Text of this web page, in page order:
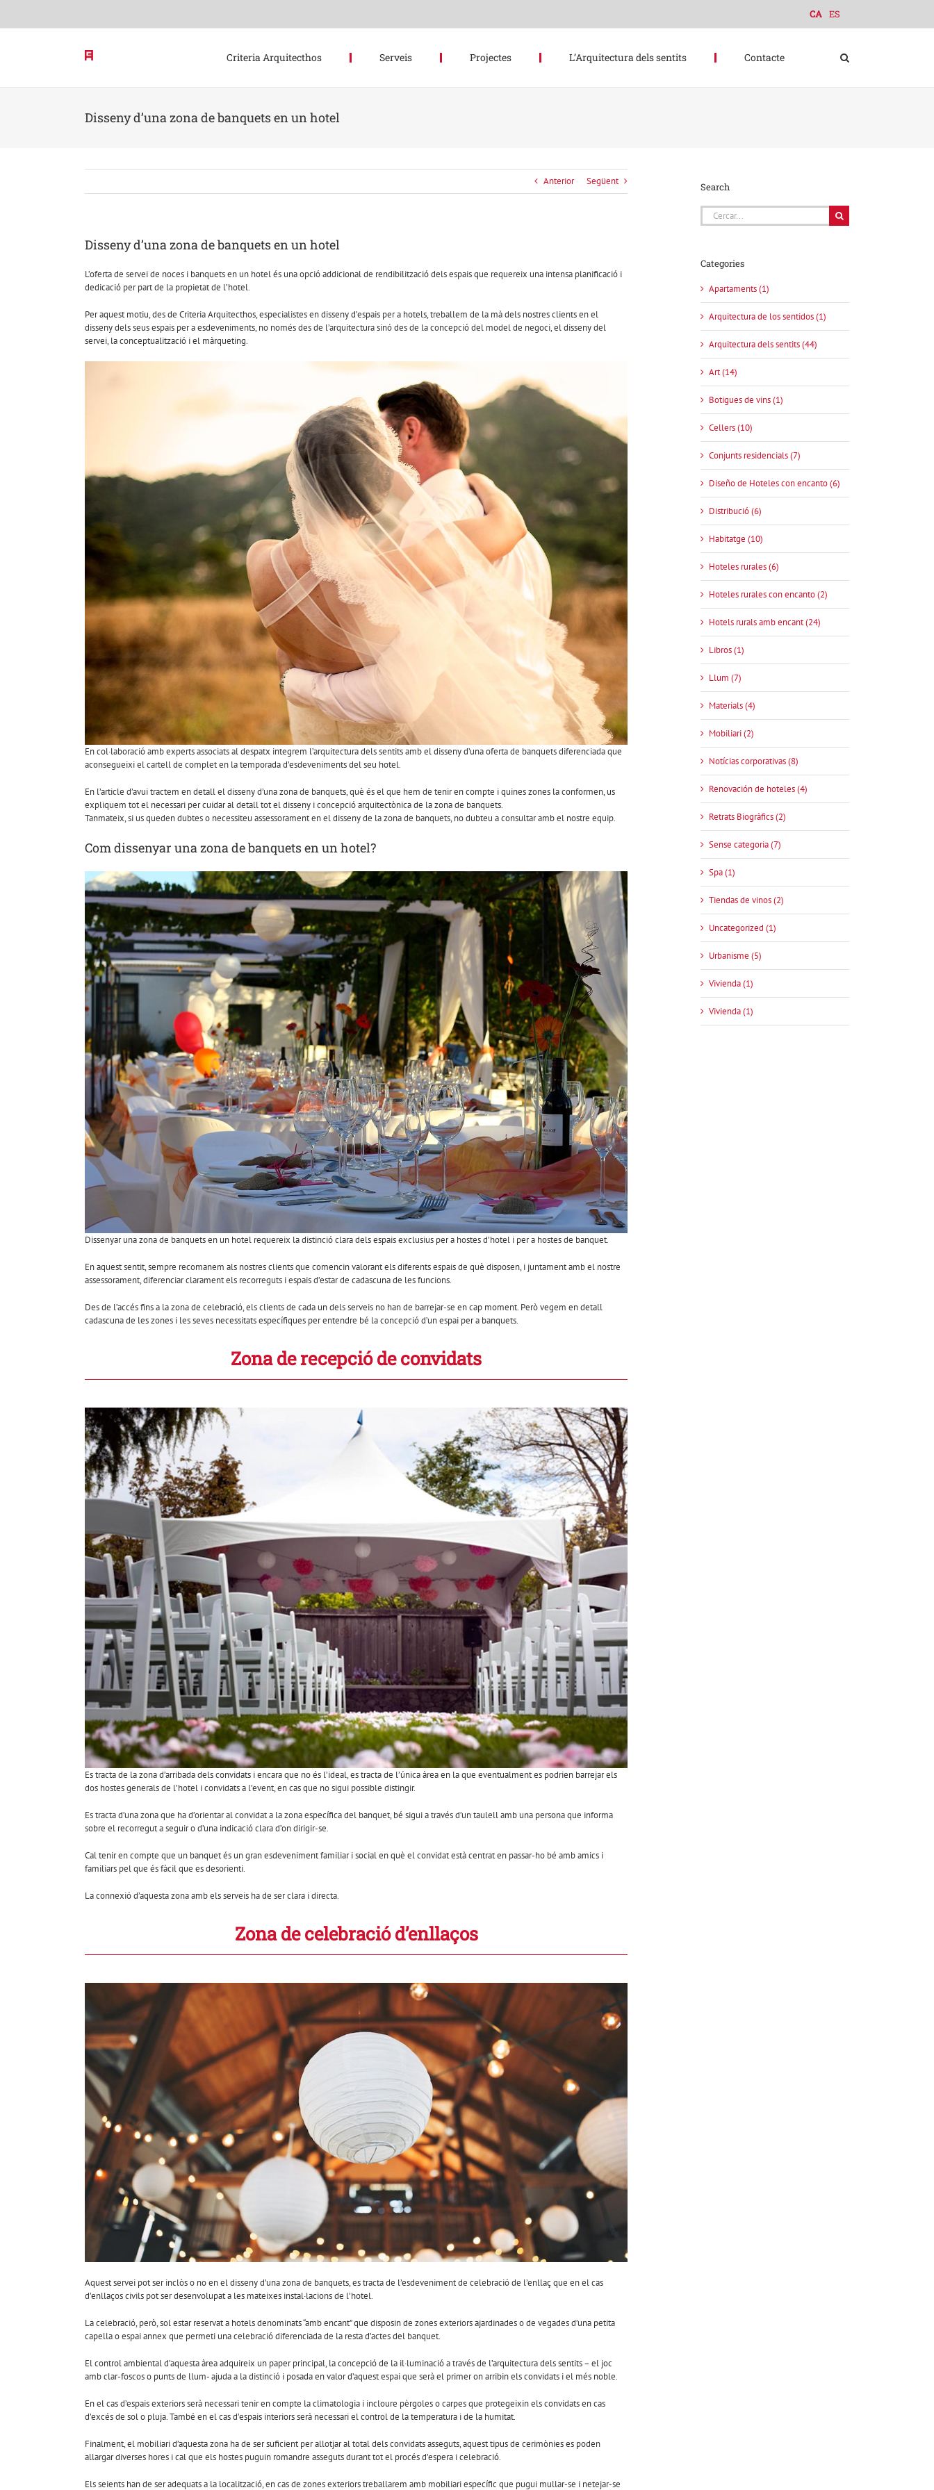
content
CA ES
Criteria Arquitecthos Serveis Projectes L’Arquitectura dels sentits Contacte
Disseny d’una zona de banquets en un hotel
Anterior Següent
Disseny d’una zona de banquets en un hotel
L’oferta de servei de noces i banquets en un hotel és una opció addicional de rendibilització dels espais que requereix una intensa planificació i
dedicació per part de la propietat de l’hotel.
Per aquest motiu, des de Criteria Arquitecthos, especialistes en disseny d’espais per a hotels, treballem de la mà dels nostres clients en el
disseny dels seus espais per a esdeveniments, no només des de l’arquitectura sinó des de la concepció del model de negoci, el disseny del
servei, la conceptualització i el màrqueting.
En col·laboració amb experts associats al despatx integrem l’arquitectura dels sentits amb el disseny d’una oferta de banquets diferenciada que
aconsegueixi el cartell de complet en la temporada d’esdeveniments del seu hotel.
En l’article d’avui tractem en detall el disseny d’una zona de banquets, què és el que hem de tenir en compte i quines zones la conformen, us
expliquem tot el necessari per cuidar al detall tot el disseny i concepció arquitectònica de la zona de banquets.
Tanmateix, si us queden dubtes o necessiteu assessorament en el disseny de la zona de banquets, no dubteu a consultar amb el nostre equip.
Com dissenyar una zona de banquets en un hotel?
Dissenyar una zona de banquets en un hotel requereix la distinció clara dels espais exclusius per a hostes d’hotel i per a hostes de banquet.
En aquest sentit, sempre recomanem als nostres clients que comencin valorant els diferents espais de què disposen, i juntament amb el nostre
assessorament, diferenciar clarament els recorreguts i espais d’estar de cadascuna de les funcions.
Des de l’accés fins a la zona de celebració, els clients de cada un dels serveis no han de barrejar-se en cap moment. Però vegem en detall
cadascuna de les zones i les seves necessitats específiques per entendre bé la concepció d’un espai per a banquets.
Zona de recepció de convidats
Es tracta de la zona d’arribada dels convidats i encara que no és l’ideal, es tracta de l’única àrea en la que eventualment es podrien barrejar els
dos hostes generals de l’hotel i convidats a l’event, en cas que no sigui possible distingir.
Es tracta d’una zona que ha d’orientar al convidat a la zona específica del banquet, bé sigui a través d’un taulell amb una persona que informa
sobre el recorregut a seguir o d’una indicació clara d’on dirigir-se.
Cal tenir en compte que un banquet és un gran esdeveniment familiar i social en què el convidat està centrat en passar-ho bé amb amics i
familiars pel que és fàcil que es desorienti.
La connexió d’aquesta zona amb els serveis ha de ser clara i directa.
Zona de celebració d’enllaços
Aquest servei pot ser inclòs o no en el disseny d’una zona de banquets, es tracta de l’esdeveniment de celebració de l’enllaç que en el cas
d’enllaços civils pot ser desenvolupat a les mateixes instal·lacions de l’hotel.
La celebració, però, sol estar reservat a hotels denominats “amb encant” que disposin de zones exteriors ajardinades o de vegades d’una petita
capella o espai annex que permeti una celebració diferenciada de la resta d’actes del banquet.
El control ambiental d’aquesta àrea adquireix un paper principal, la concepció de la il·luminació a través de l’arquitectura dels sentits – el joc
amb clar-foscos o punts de llum- ajuda a la distinció i posada en valor d’aquest espai que serà el primer on arribin els convidats i el més noble.
En el cas d’espais exteriors serà necessari tenir en compte la climatologia i incloure pèrgoles o carpes que protegeixin els convidats en cas
d’excés de sol o pluja. També en el cas d’espais interiors serà necessari el control de la temperatura i de la humitat.
Finalment, el mobiliari d’aquesta zona ha de ser suficient per allotjar al total dels convidats asseguts, aquest tipus de cerimònies es poden
allargar diverses hores i cal que els hostes puguin romandre asseguts durant tot el procés d’espera i celebració.
Els seients han de ser adequats a la localització, en cas de zones exteriors treballarem amb mobiliari específic que pugui mullar-se i netejar-se
Search
Cerca
…
Categories
Apartaments (1)
Arquitectura de los sentidos (1)
Arquitectura dels sentits (44)
Art (14)
Botigues de vins (1)
Cellers (10)
Conjunts residencials (7)
Diseño de Hoteles con encanto (6)
Distribució (6)
Habitatge (10)
Hoteles rurales (6)
Hoteles rurales con encanto (2)
Hotels rurals amb encant (24)
Libros (1)
Llum (7)
Materials (4)
Mobiliari (2)
Notícias corporativas (8)
Renovación de hoteles (4)
Retrats Biogràfics (2)
Sense categoria (7)
Spa (1)
Tiendas de vinos (2)
Uncategorized (1)
Urbanisme (5)
Vivienda (1)
Vivienda (1)